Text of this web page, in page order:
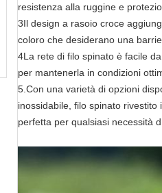
resistenza alla ruggine e
3Il design a rasoio croce
coloro che desiderano una
4La rete di filo spinato è facile
per mantenerla in condizioni
5.Con una varietà di opzioni
inossidabile, filo spinato
perfetta per qualsiasi necessità